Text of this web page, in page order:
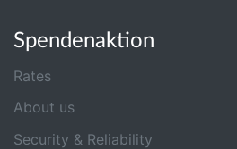
Spendenaktion
Rates
About us
Security & Reliability